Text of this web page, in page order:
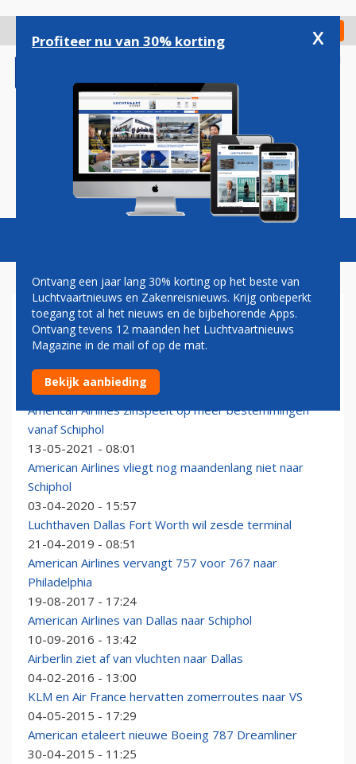
gaan
Check in
Magazine Podcasts Vacatures
DALLAS
Southwest-piloten: meer vluchtuitval op komst
13-10-2021 - 09:26
American Airlines zinspeelt op meer bestemmingen
vanaf Schiphol
13-05-2021 - 08:01
American Airlines vliegt nog maandenlang niet naar
Schiphol
03-04-2020 - 15:57
Luchthaven Dallas Fort Worth wil zesde terminal
21-04-2019 - 08:51
American Airlines vervangt 757 voor 767 naar
Philadelphia
19-08-2017 - 17:24
American Airlines van Dallas naar Schiphol
10-09-2016 - 13:42
Airberlin ziet af van vluchten naar Dallas
04-02-2016 - 13:00
KLM en Air France hervatten zomerroutes naar VS
04-05-2015 - 17:29
American etaleert nieuwe Boeing 787 Dreamliner
30-04-2015 - 11:25
Profiteer nu van 30% korting x
Ontvang een jaar lang 30% korting op het beste van
Luchtvaartnieuws en Zakenreisnieuws. Krijg onbeperkt
toegang tot al het nieuws en de bijbehorende Apps.
Ontvang tevens 12 maanden het Luchtvaartnieuws
Magazine in de mail of op de mat.
Bekijk aanbieding